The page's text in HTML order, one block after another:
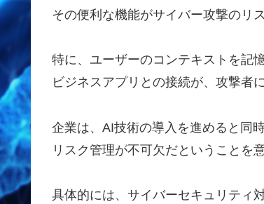
その便利な機能がサイバー攻撃のリ
特に、ユーザーのコンテキストを記
ビジネスアプリとの接続が、攻撃者
企業は、AI技術の導入を進めると同時
リスク管理が不可欠だということを
具体的には、サイバーセキュリティ